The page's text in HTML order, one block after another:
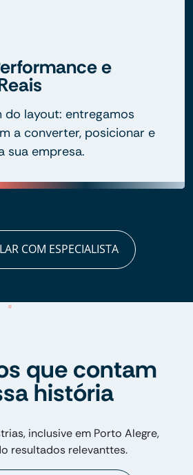
e
do layout: entregamos
a converter, posicionar e
sua empresa.
COM ESPECIALISTA
que contam
história
inclusive em Porto Alegre,
resultados relevanttes.